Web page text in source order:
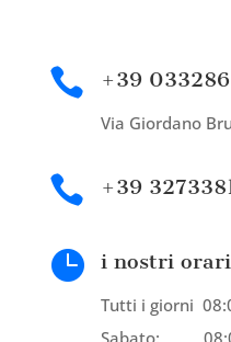
 +39
Via Giordano
 +39
 i nostri orari
Tutti i giorni
Sabato: